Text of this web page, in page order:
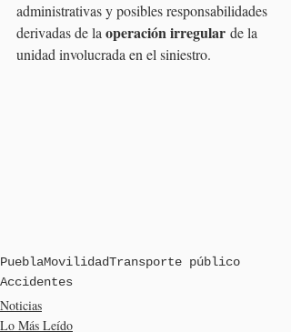
administrativas y posibles responsabilidades
derivadas de la operación irregular de la
unidad involucrada en el siniestro.
PueblaMovilidadTransporte público
Accidentes
Noticias
Lo Más Leído